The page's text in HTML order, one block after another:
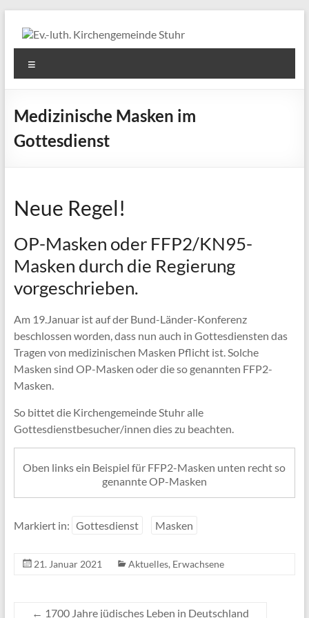
Inhalt
Ev.-
luth.
Kirchengemeinde
Stuhr
Medizinische Masken im
Gottesdienst
Neue Regel!
OP-Masken oder FFP2/KN95-
Masken durch die Regierung
vorgeschrieben.
Am 19.Januar ist auf der Bund-Länder-Konferenz
beschlossen worden, dass nun auch in Gottesdiensten das
Tragen von medizinischen Masken Pflicht ist. Solche
Masken sind OP-Masken oder die so genannten FFP2-
Masken.
So bittet die Kirchengemeinde Stuhr alle
Gottesdienstbesucher/innen dies zu beachten.
Oben links ein Beispiel für FFP2-Masken unten recht so
genannte OP-Masken
Markiert in: Gottesdienst Masken
21. Januar 2021 Aktuelles, Erwachsene
← 1700 Jahre jüdisches Leben in Deutschland